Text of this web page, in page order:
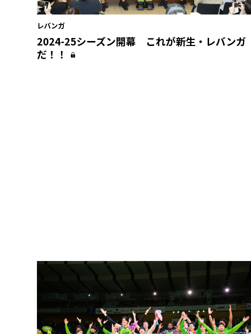
レバンガ
2024-25シーズン開幕 これが新生・レバンガ
だ！！